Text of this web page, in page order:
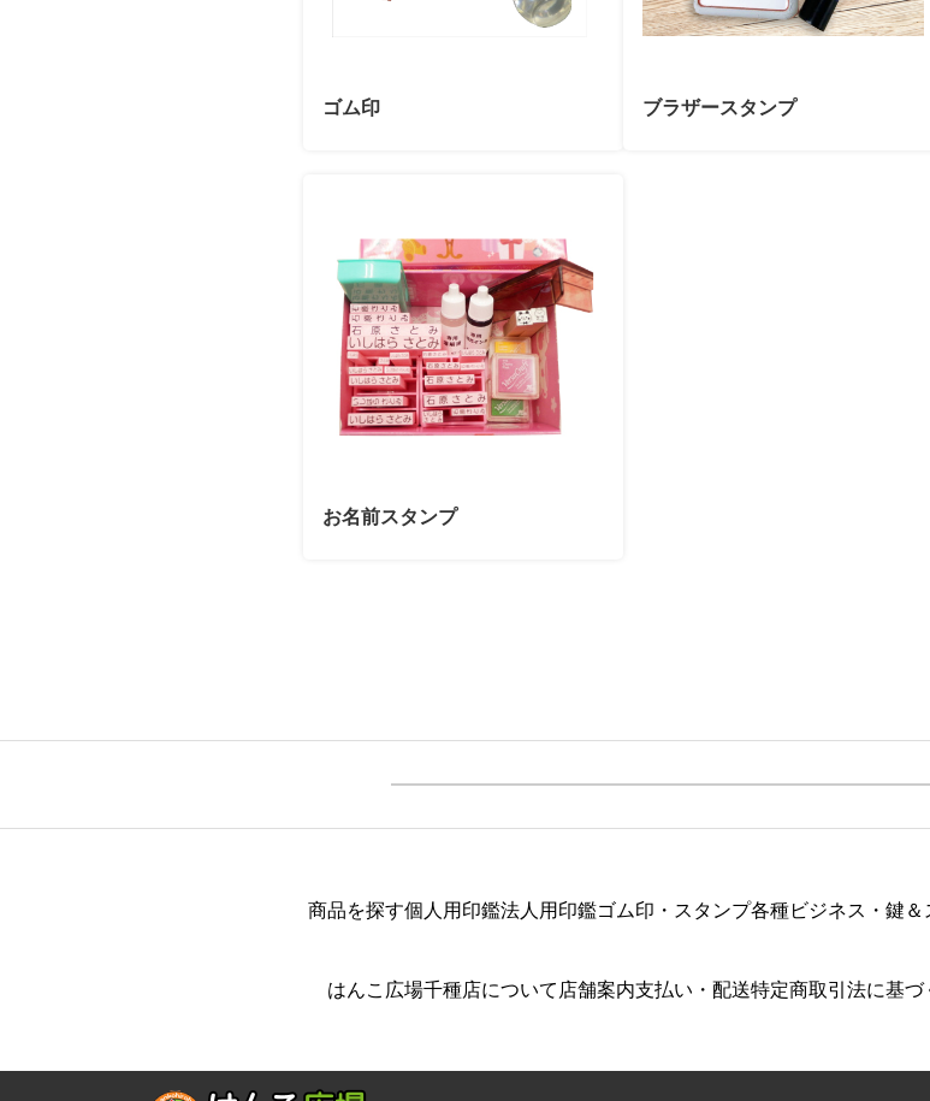
ゴム印 ブラザースタンプ
お名前スタンプ
商品を探す個人用印鑑法人用印鑑ゴム印・スタンプ各種ビジネス・鍵
はんこ広場千種店について 店舗案内支払い・配送特定商取引法に基づ